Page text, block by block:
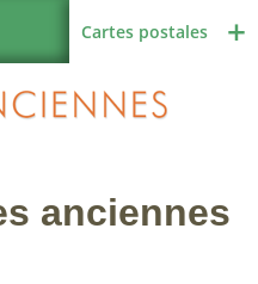
Cartes postales
anciennes